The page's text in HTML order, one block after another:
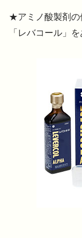
★アミノ酸製剤の
「レバコール」